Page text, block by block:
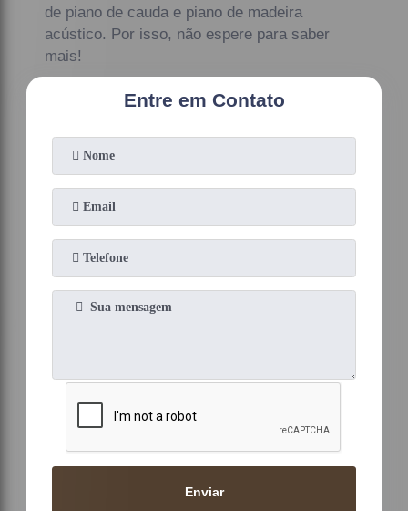
de piano de cauda e piano de madeira
acústico. Por isso, não espere para saber
mais!
Entre em Contato
Enviar